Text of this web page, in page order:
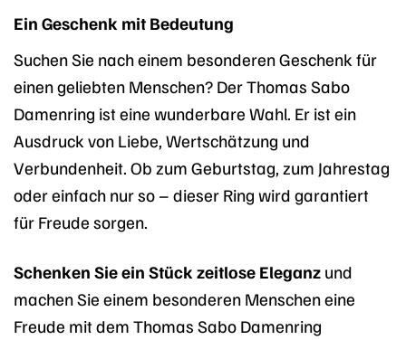
Ein Geschenk mit Bedeutung
Suchen Sie nach einem besonderen Geschenk für
einen geliebten Menschen? Der Thomas Sabo
Damenring ist eine wunderbare Wahl. Er ist ein
Ausdruck von Liebe, Wertschätzung und
Verbundenheit. Ob zum Geburtstag, zum Jahrestag
oder einfach nur so – dieser Ring wird garantiert
für Freude sorgen.
Schenken Sie ein Stück zeitlose Eleganz und
machen Sie einem besonderen Menschen eine
Freude mit dem Thomas Sabo Damenring